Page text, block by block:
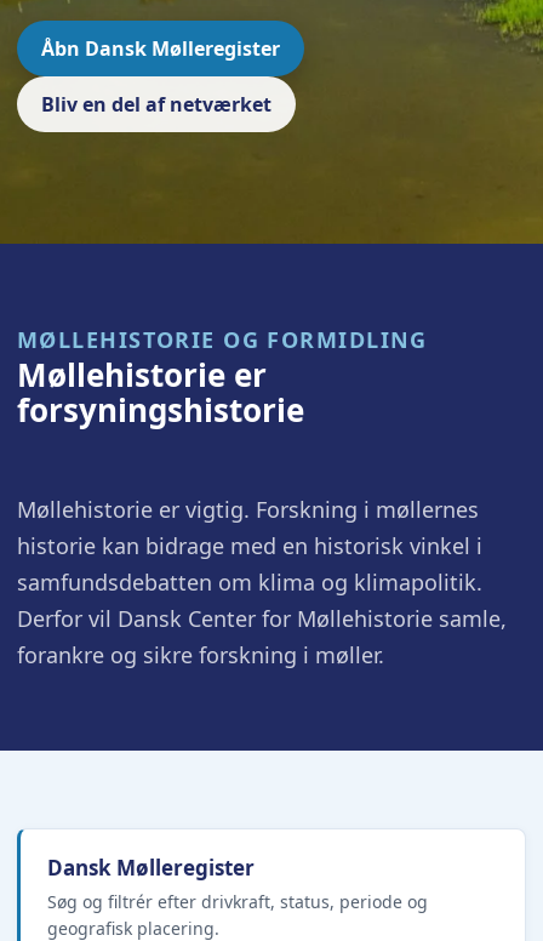
Åbn Dansk Mølleregister
Bliv en del af netværket
MØLLEHISTORIE OG FORMIDLING
Møllehistorie er
forsyningshistorie
Møllehistorie er vigtig. Forskning i møllernes
historie kan bidrage med en historisk vinkel i
samfundsdebatten om klima og klimapolitik.
Derfor vil Dansk Center for Møllehistorie samle,
forankre og sikre forskning i møller.
Dansk Mølleregister
Søg og filtrér efter drivkraft, status, periode og
geografisk placering.